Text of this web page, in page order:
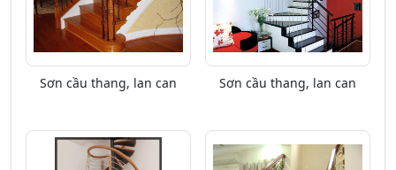
Sơn cầu thang, lan can Sơn cầu thang, lan can